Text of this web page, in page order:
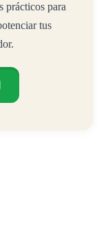
prácticos para
tus